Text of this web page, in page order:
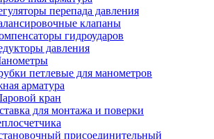
перепада давления
клапаны
гидроударов
давления
петлевые для манометров
арматура
кран
для монтажа и поверки
присоединительный